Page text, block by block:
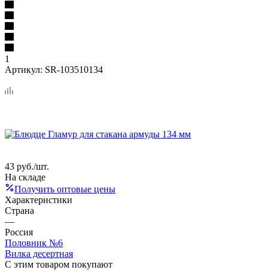
1
Артикул: SR-103510134
43 руб./шт.
На складе
Получить оптовые цены
Характеристики
Страна
—
Россия
Половник №6
Вилка десертная
С этим товаром покупают